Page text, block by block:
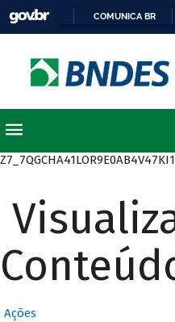
COMUNICA BR
Ações